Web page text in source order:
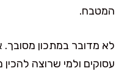
המטבח.
לא מדובר במתכון
עסוקים ולמי שרוצה